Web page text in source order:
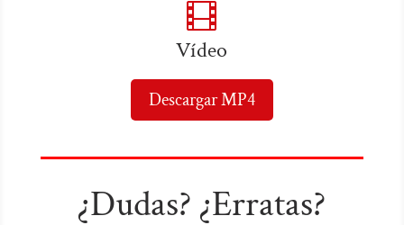

Vídeo
Descargar MP4
¿Dudas? ¿Erratas?